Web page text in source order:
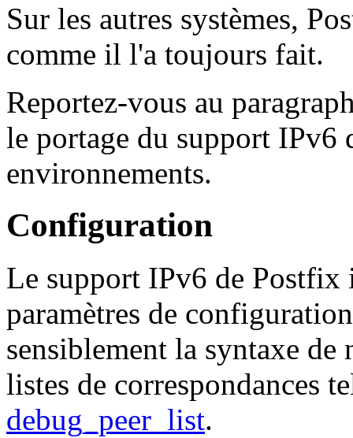
Sur les autres systèmes,
comme il l'a toujours fait.
Reportez-vous au
le portage du support IPv6
environnements.
Configuration
Le support IPv6 de
paramètres de
sensiblement la syntaxe de
listes de correspondances
debug_peer_list.